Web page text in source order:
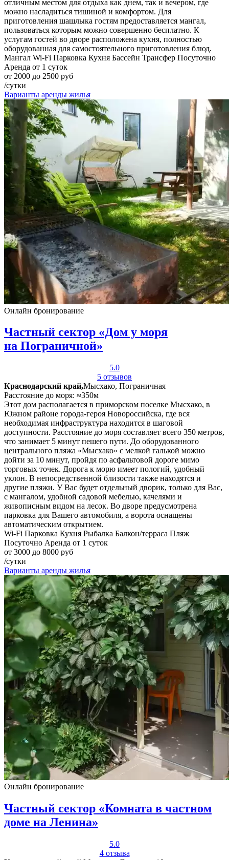
отличным местом для отдыха как днем, так и вечером, где
можно насладиться тишиной и комфортом. Для
приготовления шашлыка гостям предоставляется мангал,
пользоваться которым можно совершенно бесплатно. К
услугам гостей во дворе расположена кухня, полностью
оборудованная для самостоятельного приготовления блюд.
Мангал Wi-Fi Парковка Кухня Бассейн Трансфер Посуточно
Аренда от 1 суток
от 2000 до 2500 руб
/сутки
Варианты аренды жилья
Онлайн бронирование
Частный сектор «Дом у моря
на Пограничной»
5.0
5 отзывов
Краснодарский край,Мысхако, Пограничная
Расстояние до моря: ≈350м
Этот дом располагается в приморском поселке Мысхако, в
Южном районе города-героя Новороссийска, где вся
необходимая инфраструктура находится в шаговой
доступности. Расстояние до моря составляет всего 350 метров,
что занимает 5 минут пешего пути. До оборудованного
центрального пляжа «Мысхако» с мелкой галькой можно
дойти за 10 минут, пройдя по асфальтовой дороге мимо
торговых точек. Дорога к морю имеет пологий, удобный
уклон. В непосредственной близости также находятся и
другие пляжи. У Вас будет отдельный дворик, только для Вас,
с мангалом, удобной садовой мебелью, качелями и
живописным видом на лесок. Во дворе предусмотрена
парковка для Вашего автомобиля, а ворота оснащены
автоматическим открытием.
Wi-Fi Парковка Кухня Рыбалка Балкон/терраса Пляж
Посуточно Аренда от 1 суток
от 3000 до 8000 руб
/сутки
Варианты аренды жилья
Онлайн бронирование
Частный сектор «Комната в частном
доме на Ленина»
5.0
4 отзыва